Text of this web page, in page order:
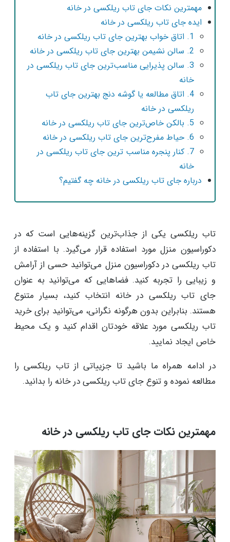
مهمترین نکات جای تاب ریلکسی در خانه
ایده جای تاب ریلکسی در خانه
3. سالن پذیرایی مناسب‌ترین جای تاب ریلکسی در
خانه
4. اتاق مطالعه یا گوشه دنج بهترین جای تاب
ریلکسی در خانه
7. کنار پنجره مناسب ترین جای تاب ریلکسی در
خانه
درباره جای تاب ریلکسی در خانه چه گفتیم؟
تاب ریلکسی یکی از جذاب‌ترین گزینه‌هایی است که در
دکوراسیون منزل مورد استفاده قرار می‌گیرد. با استفاده از
تاب ریلکسی در دکوراسیون منزل می‌توانید حسی از آرامش
و زیبایی را تجربه کنید. فضاهایی که می‌توانید به عنوان
جای تاب ریلکسی در خانه انتخاب کنید، بسیار متنوع
هستند. بنابراین بدون هرگونه نگرانی، می‌توانید برای خرید
تاب ریلکسی مورد علاقه خودتان اقدام کنید و یک محیط
خاص ایجاد نمایید.
در ادامه همراه ما باشید تا جزییاتی از تاب ریلکسی را
مطالعه نموده و تنوع جای تاب ریلکسی در خانه را بدانید.
مهمترین نکات جای تاب ریلکسی در خانه